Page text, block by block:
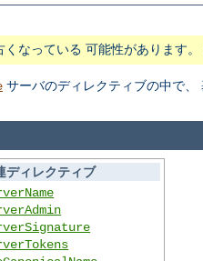
なっている 可能性があります
サーバのディレクティブの中で、
ディレクティブ